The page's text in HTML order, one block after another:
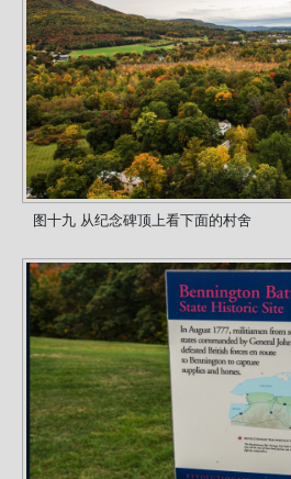
图十九 从纪念碑顶上看下面的村舍